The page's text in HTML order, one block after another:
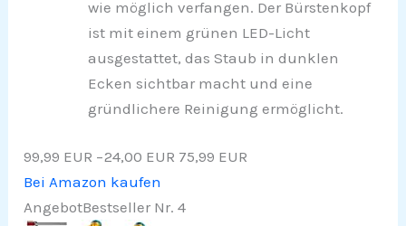
wie möglich verfangen. Der Bürstenkopf
ist mit einem grünen LED-Licht
ausgestattet, das Staub in dunklen
Ecken sichtbar macht und eine
gründlichere Reinigung ermöglicht.
99,99 EUR −24,00 EUR 75,99 EUR
Bei Amazon kaufen
AngebotBestseller Nr. 4